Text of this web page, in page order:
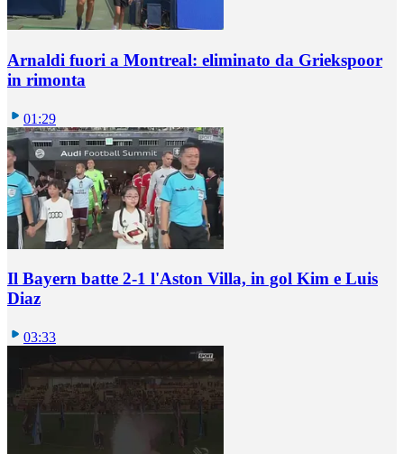
Arnaldi fuori a Montreal: eliminato da Griekspoor
in rimonta
01:29
Il Bayern batte 2-1 l'Aston Villa, in gol Kim e Luis
Diaz
03:33